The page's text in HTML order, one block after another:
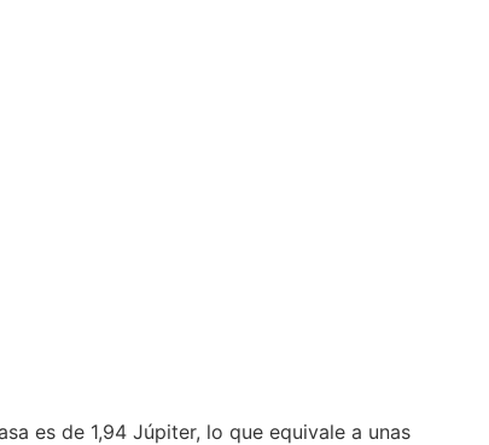
es de 1,94 Júpiter, lo que equivale a unas